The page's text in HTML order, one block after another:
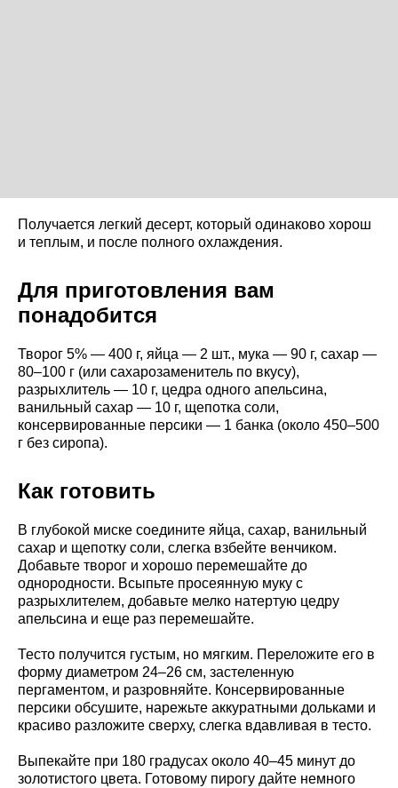
Получается легкий десерт, который одинаково хорош
и теплым, и после полного охлаждения.
Для приготовления вам
понадобится
Творог 5% — 400 г, яйца — 2 шт., мука — 90 г, сахар —
80–100 г (или сахарозаменитель по вкусу),
разрыхлитель — 10 г, цедра одного апельсина,
ванильный сахар — 10 г, щепотка соли,
консервированные персики — 1 банка (около 450–500
г без сиропа).
Как готовить
В глубокой миске соедините яйца, сахар, ванильный
сахар и щепотку соли, слегка взбейте венчиком.
Добавьте творог и хорошо перемешайте до
однородности. Всыпьте просеянную муку с
разрыхлителем, добавьте мелко натертую цедру
апельсина и еще раз перемешайте.
Тесто получится густым, но мягким. Переложите его в
форму диаметром 24–26 см, застеленную
пергаментом, и разровняйте. Консервированные
персики обсушите, нарежьте аккуратными дольками и
красиво разложите сверху, слегка вдавливая в тесто.
Выпекайте при 180 градусах около 40–45 минут до
золотистого цвета. Готовому пирогу дайте немного